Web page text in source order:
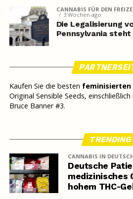
CANNABIS FÜR DEN
3 Wochen ago
Die Legalisierung
Pennsylvania
Kaufen Sie die besten feminisierten
Original Sensible Seeds,
Bruce Banner #3.
TRENDING
CANNABIS IN
Deutsche
medizinisches
hohem THC-